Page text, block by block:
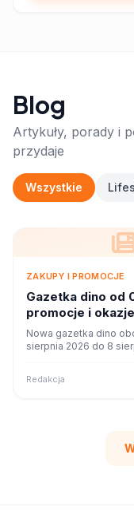
Blog
Artykuły, porady i
przydaje
Wszystkie
ZAKUPY I PROMOCJE
Gazetka dino od
promocje i
Nowa gazetka dino
sierpnia 2026 do 8
Redakcja